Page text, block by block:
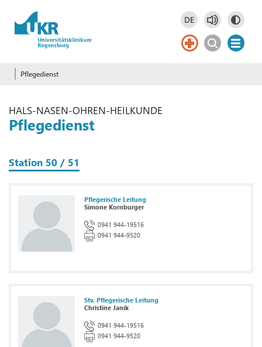
Springe zum Hauptinhalt DE
Deutsch
DE
Pflegedienst
HALS-NASEN-OHREN-HEILKUNDE
Pflegedienst
Station 50 / 51
Pflegerische Leitung
Simone Kornburger
0941 944-19516
0941 944-9520
Stv. Pflegerische Leitung
Christine Janik
0941 944-19516
0941 944-9520